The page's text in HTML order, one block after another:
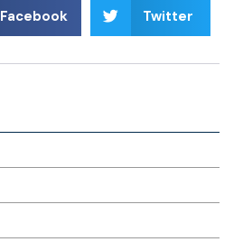
Facebook Twitter